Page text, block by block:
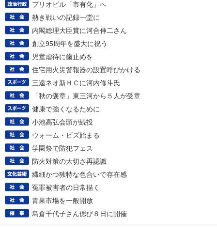
プリオビル「市有化」へ
熱き戦いの記録一堂に
内閣総理大臣賞に河合伸二さん
創立95周年を盛大に祝う
児童虐待に歯止めを
住宅用火災警報器の設置呼びかける
三遠ネオ新ＨＣに河内修斗氏
「秋の褒章」東三河から５人が受章
健康で強くなるために
小池高弘会頭が続投
ウォーム・ビズ始まる
学園祭で防犯フェス
防火対策の大切さ再認識
繊細かつ独特な色合いで存在感
冤罪被害者の日常描く
青果市場を一般開放
島倉千代子さん偲び８日に開催